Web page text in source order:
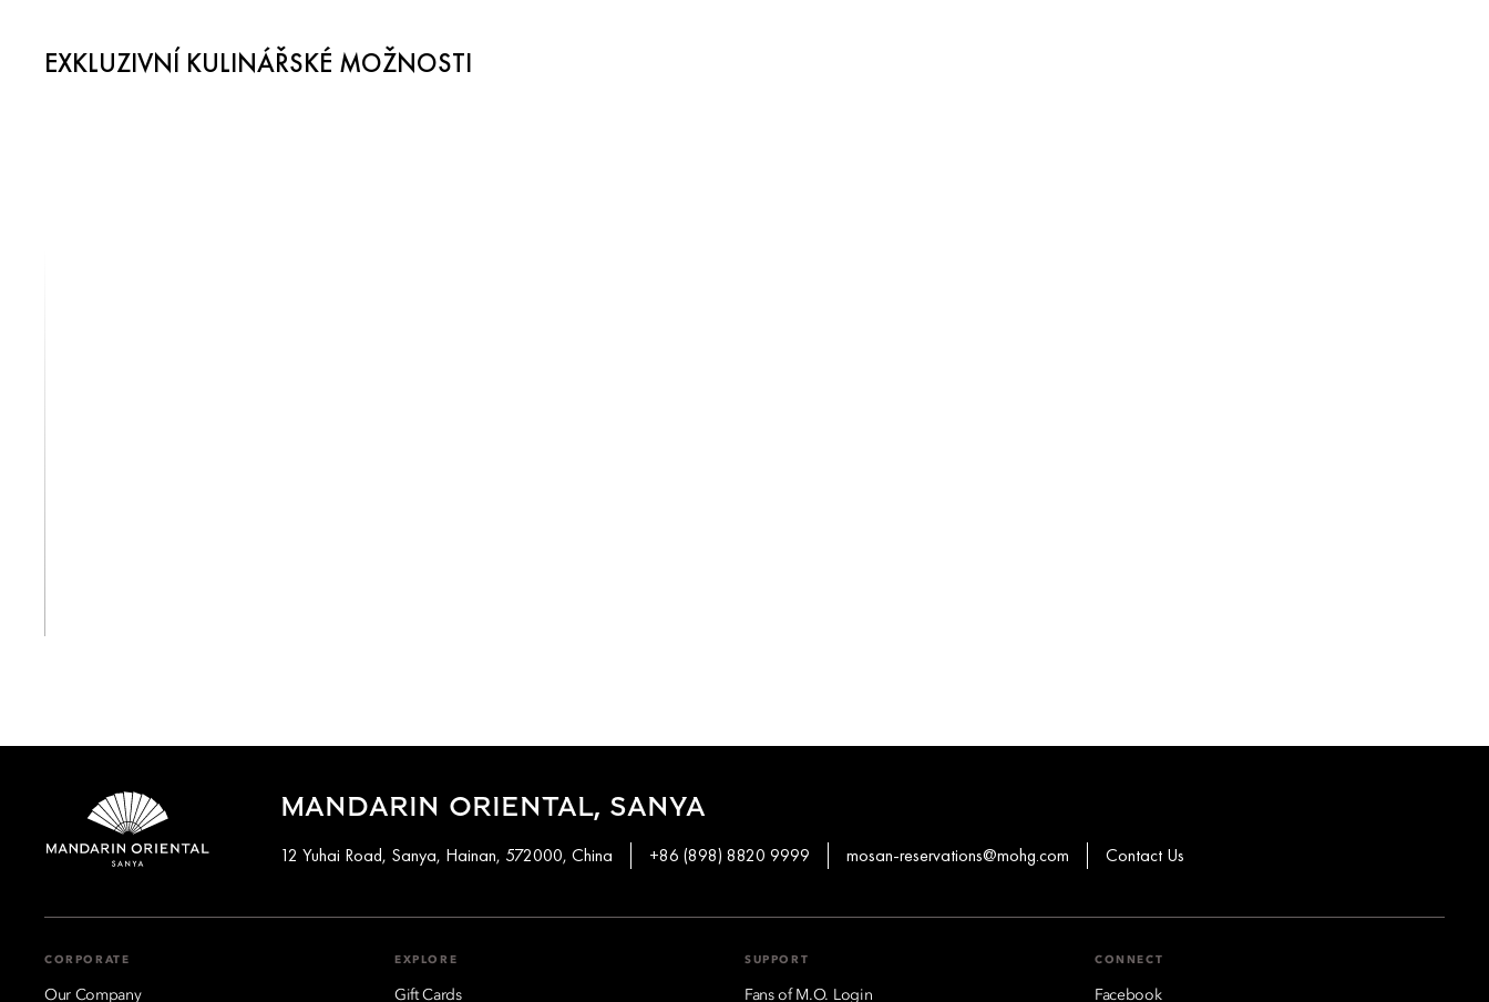
EXKLUZIVNÍ KULINÁŘSKÉ MOŽNOSTI
MANDARIN ORIENTAL, SANYA
12 Yuhai Road, Sanya, Hainan, 572000, China +86 (898) 8820 9999 mosan-reservations@mohg.com Contact Us
CORPORATE
Our Company
EXPLORE
Gift Cards
SUPPORT
Fans of M.O. Login
CONNECT
Facebook